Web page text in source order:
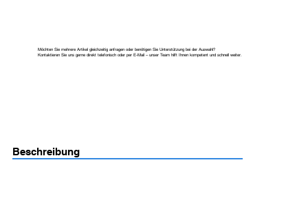
Möchten Sie mehrere Artikel gleichzeitig anfragen oder benötigen Sie Unterstützung bei der Auswahl?
Kontaktieren Sie uns gerne direkt telefonisch oder per E-Mail – unser Team hilft Ihnen kompetent und schnell weiter.
Beschreibung